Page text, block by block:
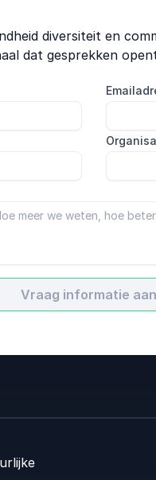
diversiteit en
dat gesprekken
Vraag informatie aan